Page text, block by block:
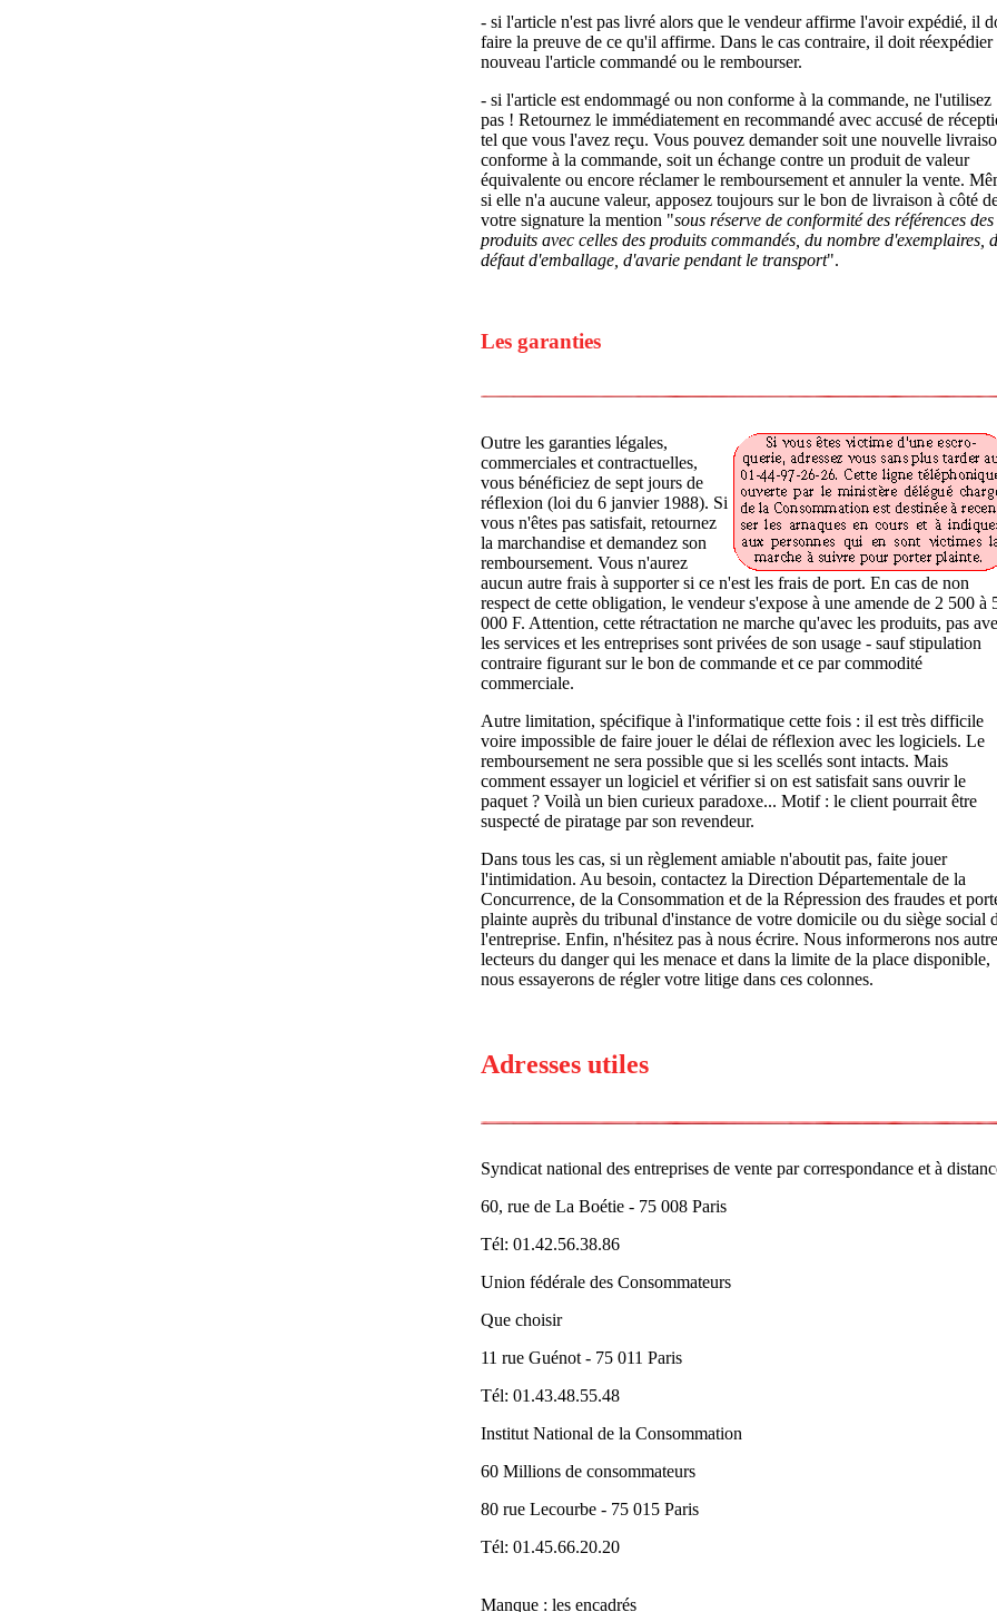
- si l'article n'est pas livré alors que le vendeur affirme l'avoir expédié, il
faire la preuve de ce qu'il affirme. Dans le cas contraire, il doit réexpédier
nouveau l'article commandé ou le rembourser.
- si l'article est endommagé ou non conforme à la commande, ne l'utilisez
pas ! Retournez le immédiatement en recommandé avec accusé de
tel que vous l'avez reçu. Vous pouvez demander soit une nouvelle
conforme à la commande, soit un échange contre un produit de valeur
équivalente ou encore réclamer le remboursement et annuler la vente.
si elle n'a aucune valeur, apposez toujours sur le bon de livraison à côté
votre signature la mention "sous réserve de conformité des références des
produits avec celles des produits commandés, du nombre d'exemplaires,
défaut d'emballage, d'avarie pendant le transport".
Les garanties
Outre les garanties légales,
commerciales et contractuelles,
vous bénéficiez de sept jours de
réflexion (loi du 6 janvier 1988). Si
vous n'êtes pas satisfait, retournez
la marchandise et demandez son
remboursement. Vous n'aurez
aucun autre frais à supporter si ce n'est les frais de port. En cas de non
respect de cette obligation, le vendeur s'expose à une amende de 2 500 à
000 F. Attention, cette rétractation ne marche qu'avec les produits, pas
les services et les entreprises sont privées de son usage - sauf stipulation
contraire figurant sur le bon de commande et ce par commodité
commerciale.
Autre limitation, spécifique à l'informatique cette fois : il est très difficile
voire impossible de faire jouer le délai de réflexion avec les logiciels. Le
remboursement ne sera possible que si les scellés sont intacts. Mais
comment essayer un logiciel et vérifier si on est satisfait sans ouvrir le
paquet ? Voilà un bien curieux paradoxe... Motif : le client pourrait être
suspecté de piratage par son revendeur.
Dans tous les cas, si un règlement amiable n'aboutit pas, faite jouer
l'intimidation. Au besoin, contactez la Direction Départementale de la
Concurrence, de la Consommation et de la Répression des fraudes et
plainte auprès du tribunal d'instance de votre domicile ou du siège social
l'entreprise. Enfin, n'hésitez pas à nous écrire. Nous informerons nos
lecteurs du danger qui les menace et dans la limite de la place disponible,
nous essayerons de régler votre litige dans ces colonnes.
Adresses utiles
Syndicat national des entreprises de vente par correspondance et à
60, rue de La Boétie - 75 008 Paris
Tél: 01.42.56.38.86
Union fédérale des Consommateurs
Que choisir
11 rue Guénot - 75 011 Paris
Tél: 01.43.48.55.48
Institut National de la Consommation
60 Millions de consommateurs
80 rue Lecourbe - 75 015 Paris
Tél: 01.45.66.20.20
Manque : les encadrés